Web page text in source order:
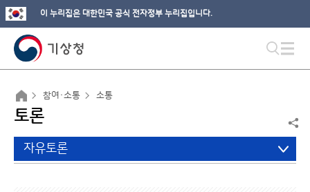
이 누리집은 대한민국 공식 전자정부 누리집입니다.
참여·소통 소통
토론
자유토론